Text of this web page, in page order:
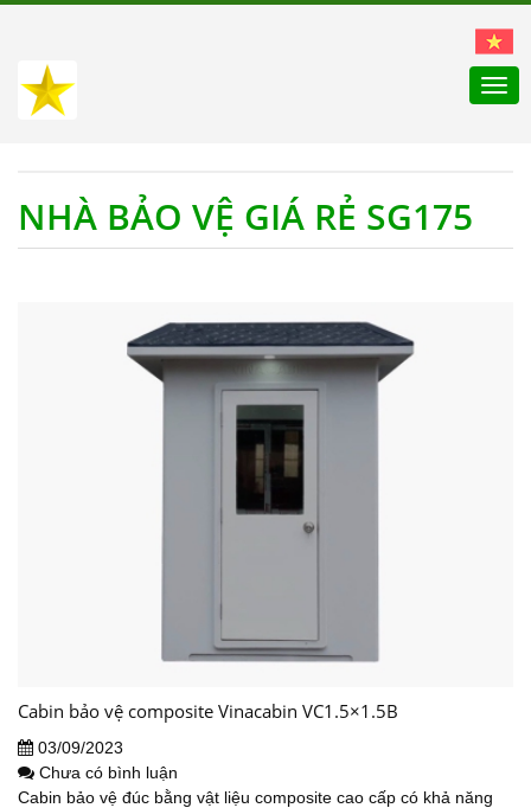
NHÀ BẢO VỆ GIÁ RẺ SG175
Cabin bảo vệ composite Vinacabin VC1.5×1.5B
03/09/2023
Chưa có bình luận
Cabin bảo vệ đúc bằng vật liệu composite cao cấp có khả năng